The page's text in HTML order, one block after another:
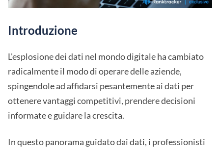
Introduzione
L'esplosione dei dati nel mondo digitale ha cambiato
radicalmente il modo di operare delle aziende,
spingendole ad affidarsi pesantemente ai dati per
ottenere vantaggi competitivi, prendere decisioni
informate e guidare la crescita.
In questo panorama guidato dai dati, i professionisti